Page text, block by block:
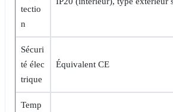
tectio
n
Sécuri
té élec
trique
Équivalent CE
Temp